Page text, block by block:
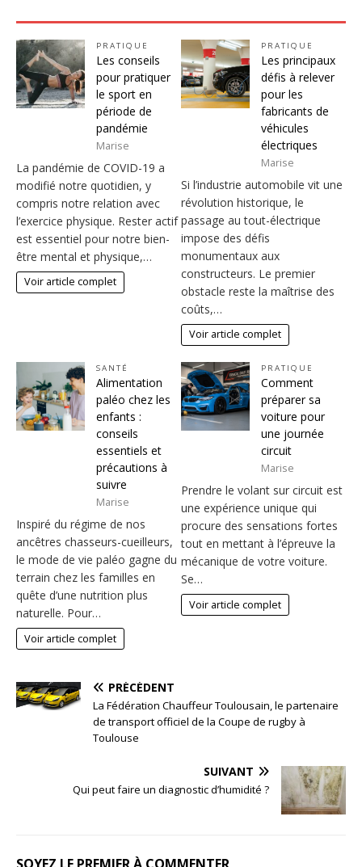
PRATIQUE
Les conseils
pour pratiquer
le sport en
période de
pandémie
Marise
La pandémie de COVID-19 a
modifié notre quotidien, y
compris notre relation avec
l’exercice physique. Rester actif
est essentiel pour notre bien-
être mental et physique,…
Voir article complet
PRATIQUE
Les principaux
défis à relever
pour les
fabricants de
véhicules
électriques
Marise
Si l’industrie automobile vit une
révolution historique, le
passage au tout-électrique
impose des défis
monumentaux aux
constructeurs. Le premier
obstacle reste la maîtrise des
coûts,…
Voir article complet
SANTÉ
Alimentation
paléo chez les
enfants :
conseils
essentiels et
précautions à
suivre
Marise
Inspiré du régime de nos
ancêtres chasseurs-cueilleurs,
le mode de vie paléo gagne du
terrain chez les familles en
quête d’une nutrition plus
naturelle. Pour…
Voir article complet
PRATIQUE
Comment
préparer sa
voiture pour
une journée
circuit
Marise
Prendre le volant sur circuit est
une expérience unique qui
procure des sensations fortes
tout en mettant à l’épreuve la
mécanique de votre voiture.
Se…
Voir article complet
PRÉCÉDENT
La Fédération Chauffeur Toulousain, le partenaire
de transport officiel de la Coupe de rugby à
Toulouse
SUIVANT
Qui peut faire un diagnostic d’humidité ?